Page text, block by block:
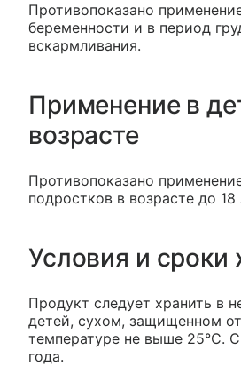
Противопоказано
беременности и в период
вскармливания.
Применение в
возрасте
Противопоказано
подростков в возрасте до 18
Условия и сроки
Продукт следует хранить в
детей, сухом, защищенном
температуре не выше 25°С.
года.